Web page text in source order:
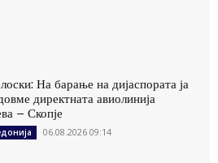
На барање на дијаспората ја
директната авиолинија
– Скопје
06.08.2026 09:14